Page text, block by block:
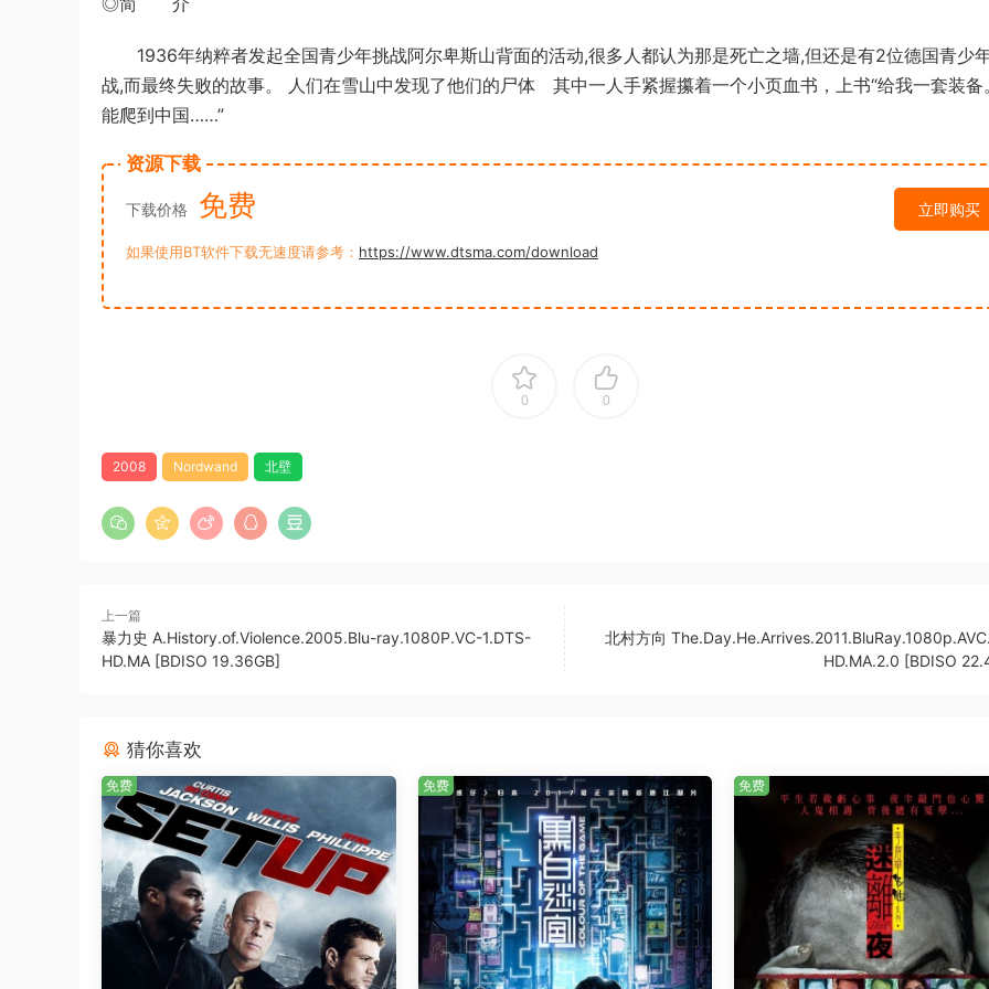
1936年纳粹者发起全国青少年挑战阿尔卑斯山背面的活动,很多人都认为那是死亡之墙,但还是有2位德国青少
战,而最终失败的故事。 人们在雪山中发现了他们的尸体 其中一人手紧握攥着一个小页血书，上书“给我一套装备
能爬到中国……”
资源下载
下载价格 免费 立即购买
如果使用BT软件下载无速度请参考： https://www.dtsma.com/download
0 0
2008 Nordwand 北壁
上一篇
暴力史 A.History.of.Violence.2005.Blu-ray.1080P.VC-1.DTS-
HD.MA [BDISO 19.36GB]
北村方向
HD.MA.2.0 [BDISO
猜你喜欢
免费 免费 免费